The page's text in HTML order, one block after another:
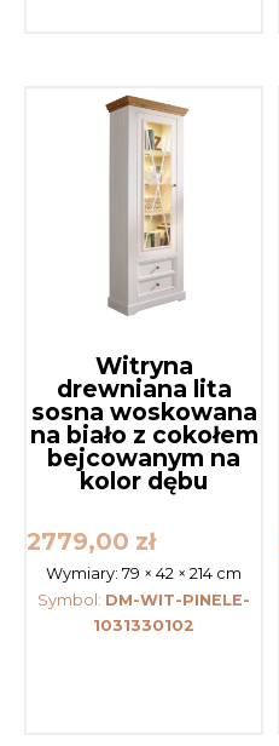
Witryna
drewniana lita
sosna woskowana
na biało z cokołem
bejcowanym na
kolor dębu
2779,00 zł
Wymiary:79 × 42 × 214 cm
Symbol: DM-WIT-PINELE-
1031330102